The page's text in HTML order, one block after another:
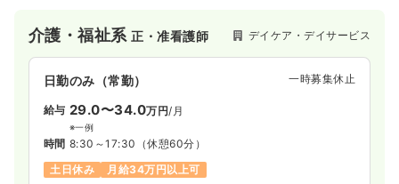
オペ室(手術室) 正看護師 一般病院
日勤のみ（常勤）
給与 35.8 万円/月 賞与3.4ヶ月
※経験20年の例
時間 8:30～17:00
4週8休以上
オンコールあり
する。
②指定通所介護事業は、利用者が要介護状態となった場合にお
いても、利用者が可能な限りその居宅において、その有する能
力に応じ自立 した日常生活を営むことができるよう生活機能の
維持又は向上を目指し、必要な日常生活上の世話及び機能訓練
を行うことにより、利用者の社会的孤立感の解消及び心身機能
の維持並びに利用者の家族の身体的及び精神的負担の軽減を図
介護・福祉系正・准看護師 デイケア・デイサービス
日勤のみ（常勤） 一時募集休止
給与 29.0〜34.0万円/月
※一例
時間 8:30～17:30 （休憩60分）
土日休み
月給34万円以上可